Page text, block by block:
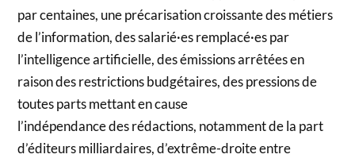
par centaines, une précarisation croissante des métiers
de l’information, des salarié·es remplacé·es par
l’intelligence artificielle, des émissions arrêtées en
raison des restrictions budgétaires, des pressions de
toutes parts mettant en cause
l’indépendance des rédactions, notamment de la part
d’éditeurs milliardaires, d’extrême-droite entre